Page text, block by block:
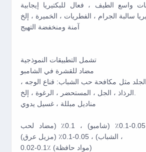
واسع الطيف ، فعال للبكتيريا إيجابية
آمنة ومنخفضة التهيج
تشمل التطبيقات النموذجية
مضاد للقشرة في الشامبو
مثل مكافحة حب الشباب: قناع الوجه ،
مناديل مبللة ، غسيل يدوي
الجرعة المقترحة: 0.05-0.1٪ (شامبو) ، 0.1٪ (مضاد لحب
الشباب) ، 0.05-0.1٪ (مزيل عرق) ،
0.02-0.1٪ (مواد حافظة)